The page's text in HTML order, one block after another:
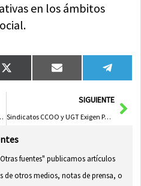
en los ámbitos
Compartir
en
X
(Twitter)
Compartir
en
Email
en
en Castilla-La Mancha
SIGUIENTE
Sindicatos CCOO y UGT Exigen Participación en Mesa de Industrialización por ERE en Mahle
fuentes" publicamos artículos
de otros medios, notas de prensa, o